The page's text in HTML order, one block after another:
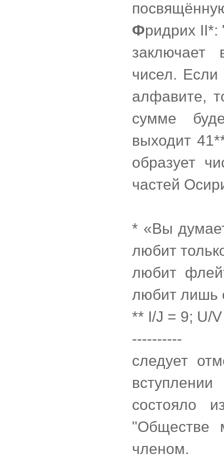
Фридрих II*:
заключает
чисел. Если
алфавите,
сумме
выходит
образует
частей
* «Вы
любит
любит
любит лишь
** I/J = 9; U/
----------
следует
состояло
"Обществе
членом.